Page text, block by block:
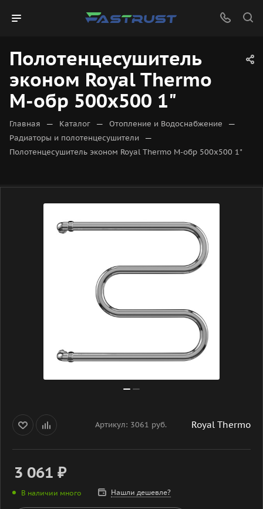
Полотенцесушитель
эконом Royal Thermo
М-обр 500х500 1"
Главная — Каталог — Отопление и Водоснабжение —
Радиаторы и полотенцесушители —
Полотенцесушитель эконом Royal Thermo М-обр 500х500 1"
Артикул: 3061 руб. Royal Thermo
3 061 ₽
В наличии много Нашли дешевле?